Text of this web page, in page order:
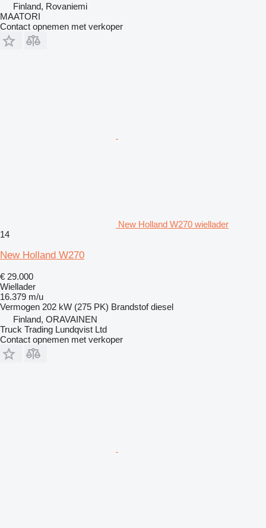
Finland, Rovaniemi
MAATORI
Contact opnemen met verkoper
New Holland W270 wiellader
14
New Holland W270
€ 29.000
Wiellader
16.379 m/u
Vermogen 202 kW (275 PK) Brandstof diesel
Finland, ORAVAINEN
Truck Trading Lundqvist Ltd
Contact opnemen met verkoper